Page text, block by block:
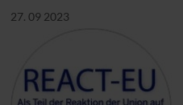
27. 09 2023